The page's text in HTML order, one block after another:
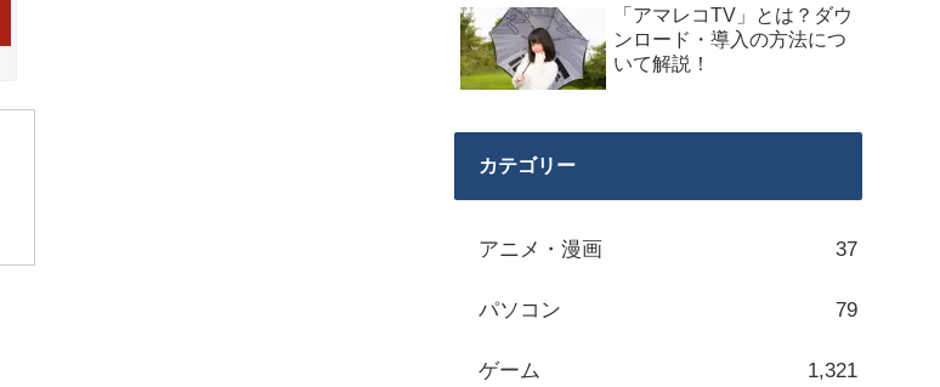
「アマレコTV」とは？ダウ
ンロード・導入の方法につ
いて解説！
カテゴリー
アニメ・漫画 37
パソコン 79
ゲーム 1,321